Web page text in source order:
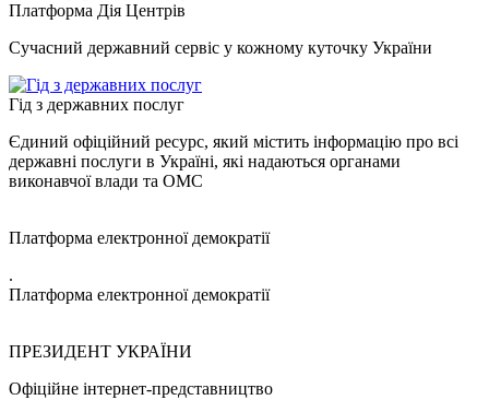
Платформа Дія Центрів
Сучасний державний сервіс у кожному куточку України
Гід з державних послуг
Єдиний офіційний ресурс, який містить інформацію про всі
державні послуги в Україні, які надаються органами
виконавчої влади та ОМС
Платформа електронної демократії
.
Платформа електронної демократії
ПРЕЗИДЕНТ УКРАЇНИ
Офіційне інтернет-представництво